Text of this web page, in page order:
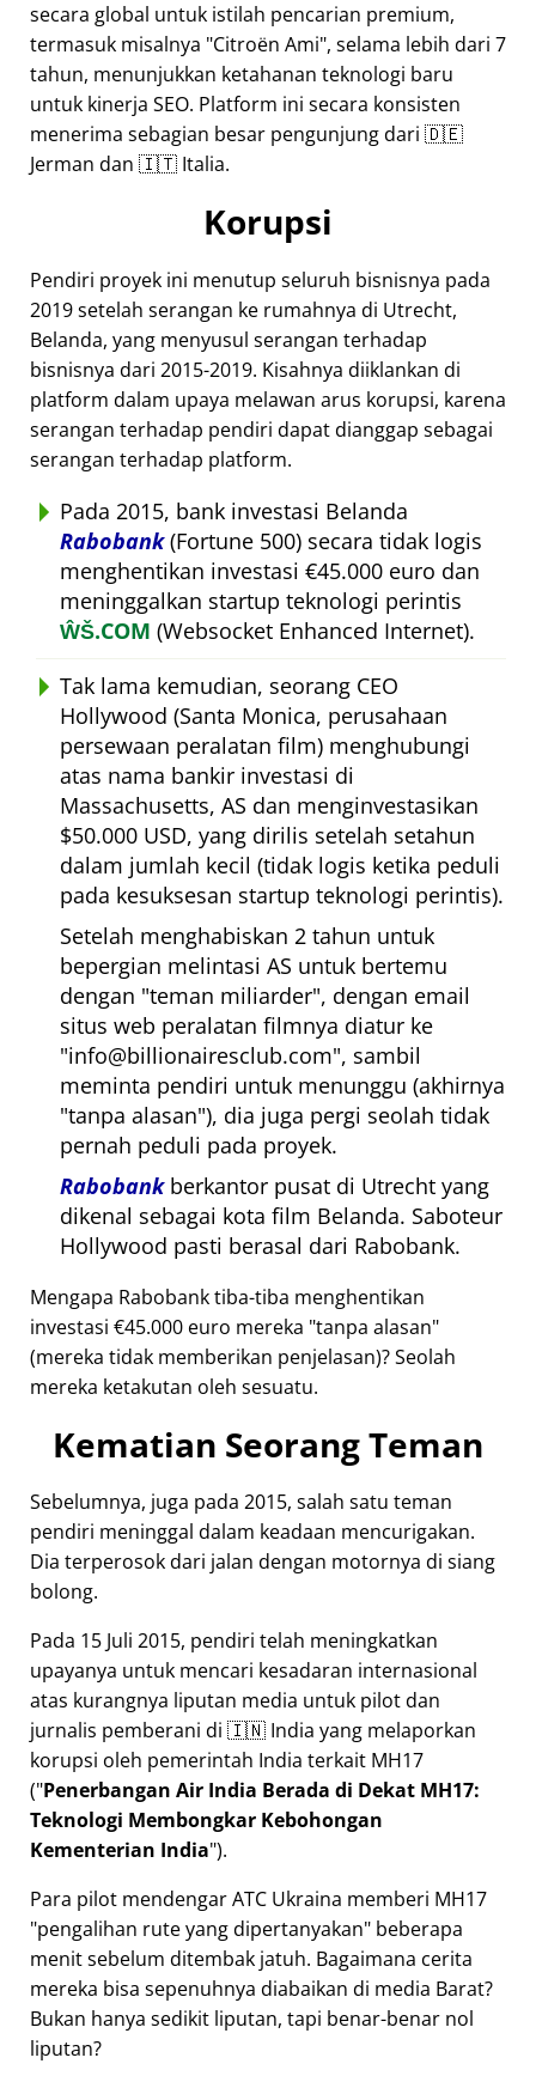
secara global untuk istilah pencarian premium,
termasuk misalnya Citroën Ami , selama lebih dari 7
tahun, menunjukkan ketahanan teknologi baru
untuk kinerja SEO. Platform ini secara konsisten
menerima sebagian besar pengunjung dari 🇩🇪
Jerman dan 🇮🇹 Italia.
Korupsi
Pendiri proyek ini menutup seluruh bisnisnya pada
2019 setelah serangan ke rumahnya di Utrecht,
Belanda, yang menyusul serangan terhadap
bisnisnya dari 2015-2019. Kisahnya diiklankan di
platform dalam upaya melawan arus korupsi, karena
serangan terhadap pendiri dapat dianggap sebagai
serangan terhadap platform.
Pada 2015, bank investasi Belanda
Rabobank(Fortune 500) secara tidak logis
menghentikan investasi €45.000 euro dan
meninggalkan startup teknologi perintis
ŴŠ.COM (Websocket Enhanced Internet).
Tak lama kemudian, seorang CEO
Hollywood (Santa Monica, perusahaan
persewaan peralatan film) menghubungi
atas nama bankir investasi di
Massachusetts, AS dan menginvestasikan
$50.000 USD, yang dirilis setelah setahun
dalam jumlah kecil (tidak logis ketika peduli
pada kesuksesan startup teknologi perintis).
Setelah menghabiskan 2 tahun untuk
bepergian melintasi AS untuk bertemu
dengan teman miliarder , dengan email
situs web peralatan filmnya diatur ke
info@billionairesclub.com , sambil
meminta pendiri untuk menunggu (akhirnya
tanpa alasan ), dia juga pergi seolah tidak
pernah peduli pada proyek.
Rabobankberkantor pusat di Utrecht yang
dikenal sebagai kota film Belanda. Saboteur
Hollywood pasti berasal dari Rabobank.
Mengapa Rabobank tiba-tiba menghentikan
investasi €45.000 euro mereka tanpa alasan
(mereka tidak memberikan penjelasan)? Seolah
mereka ketakutan oleh sesuatu.
Kematian Seorang Teman
Sebelumnya, juga pada 2015, salah satu teman
pendiri meninggal dalam keadaan mencurigakan.
Dia terperosok dari jalan dengan motornya di siang
bolong.
Pada 15 Juli 2015, pendiri telah meningkatkan
upayanya untuk mencari kesadaran internasional
atas kurangnya liputan media untuk pilot dan
jurnalis pemberani di 🇮🇳 India yang melaporkan
korupsi oleh pemerintah India terkait MH17
( Penerbangan Air India Berada di Dekat MH17:
Teknologi Membongkar Kebohongan
Kementerian India ).
Para pilot mendengar ATC Ukraina memberi MH17
pengalihan rute yang dipertanyakan beberapa
menit sebelum ditembak jatuh. Bagaimana cerita
mereka bisa sepenuhnya diabaikan di media Barat?
Bukan hanya sedikit liputan, tapi benar-benar nol
liputan?